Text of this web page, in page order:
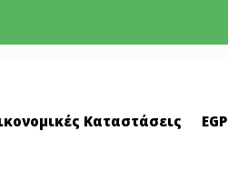
Καταστάσεις EGP